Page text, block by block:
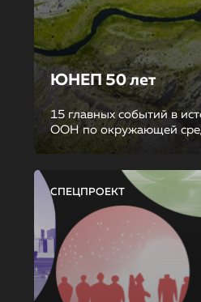
ЮНЕП 50 лет
15 главных событий в
ООН по окружающей
СПЕЦПРОЕКТ